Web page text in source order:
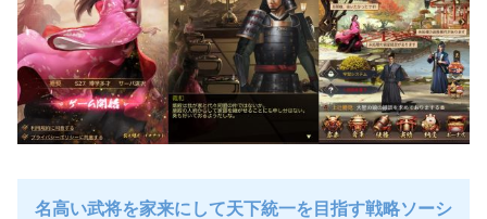
名高い武将を家来にして天下統一を目指す戦略ソーシ